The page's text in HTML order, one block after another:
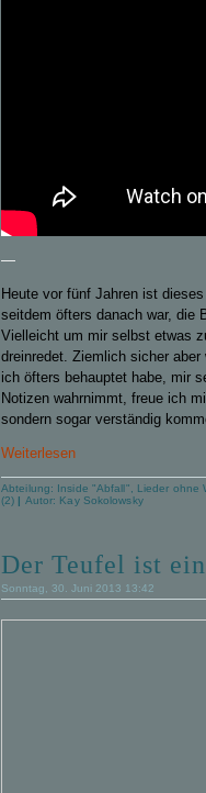
—
Heute vor fünf Jahren ist
seitdem öfters danach war, die
Vielleicht um mir selbst etwas
dreinredet. Ziemlich sicher
ich öfters behauptet habe, mir
Notizen wahrnimmt, freue ich
sondern sogar verständig
Weiterlesen
Abteilung: Inside "Abfall" Lieder ohne
(2) | Autor: Kay Sokolowsky
Der Teufel ist
Sonntag, 30. Juni 2013 13:42